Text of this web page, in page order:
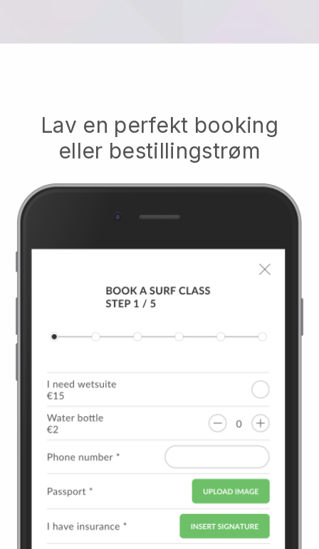
Lav en perfekt booking
eller bestillingstrøm